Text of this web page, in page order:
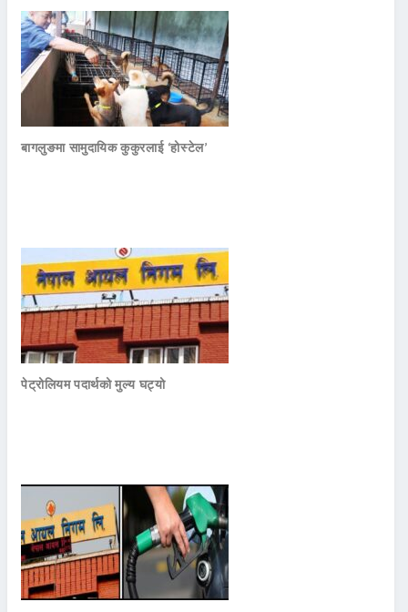
बागलुङमा सामुदायिक कुकुरलाई ‘होस्टेल’
पेट्रोलियम पदार्थको मुल्य घट्यो